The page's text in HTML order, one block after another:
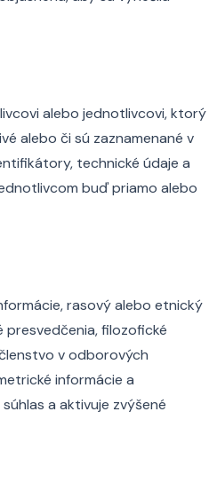
alebo jednotlivcovi, ktorý
alebo či sú zaznamenané v
technické údaje a
buď priamo alebo
rasový alebo etnický
presvedčenia, filozofické
v odborových
informácie a
a aktivuje zvýšené